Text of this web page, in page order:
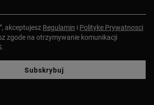
akceptujesz Regulamin i Polityke Prywatnosci
zgode na otrzymywanie komunikacji
Subskrybuj